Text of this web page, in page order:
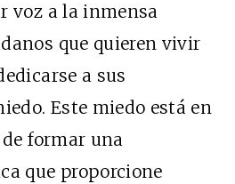
voz a la inmensa
que quieren vivir
a sus
Este miedo está en
formar una
que proporcione